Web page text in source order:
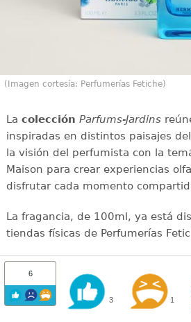
(Imagen cortesía: Perfumerías Fetiche)
La colección Parfums-Jardins
inspiradas en distintos paisajes
la visión del perfumista con la
Maison para crear experiencias
disfrutar cada momento
La fragancia, de 100ml, ya está
tiendas físicas de Perfumerías
6
3 1